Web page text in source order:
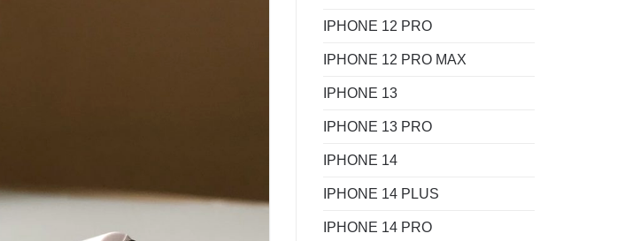
IPHONE 12 PRO
IPHONE 12 PRO MAX
IPHONE 13
IPHONE 13 PRO
IPHONE 14
IPHONE 14 PLUS
IPHONE 14 PRO